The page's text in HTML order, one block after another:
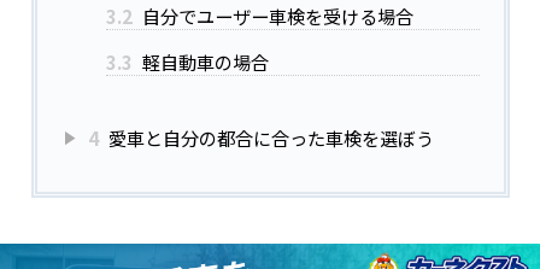
3.2 自分でユーザー車検を受ける場合
3.3 軽自動車の場合
4 愛車と自分の都合に合った車検を選ぼう